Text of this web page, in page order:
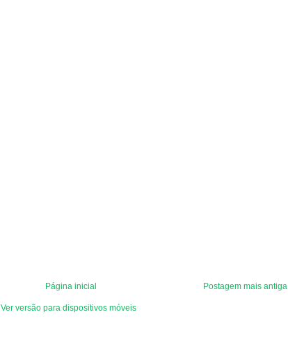
Postagem mais antiga
Página inicial
Ver versão para dispositivos móveis